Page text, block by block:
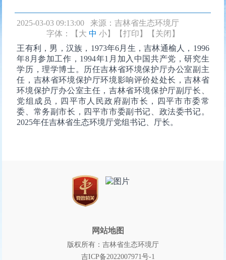
2025-03-03 09:13:00 来源：吉林省生态环境厅
字体：【 大 中 小】 【打印】
【关闭】
王有利，男，汉族，1973年6月生，吉林通榆人，1996
年8月参加工作，1994年1月加入中国共产党，研究生
学历，理学博士。历任吉林省环境保护厅办公室副主
任，吉林省环境保护厅环境影响评价处处长，吉林省
环境保护厅办公室主任，吉林省环境保护厅副厅长、
党组成员，四平市人民政府副市长，四平市市委常
委、常务副市长，四平市市委副书记、政法委书记。
2025年任吉林省生态环境厅党组书记、厅长。
网站地图
版权所有：吉林省生态环境厅
吉ICP备2022007971号-1